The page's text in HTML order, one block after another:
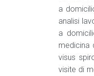
a
analisi
a
medicina
visus
visite di